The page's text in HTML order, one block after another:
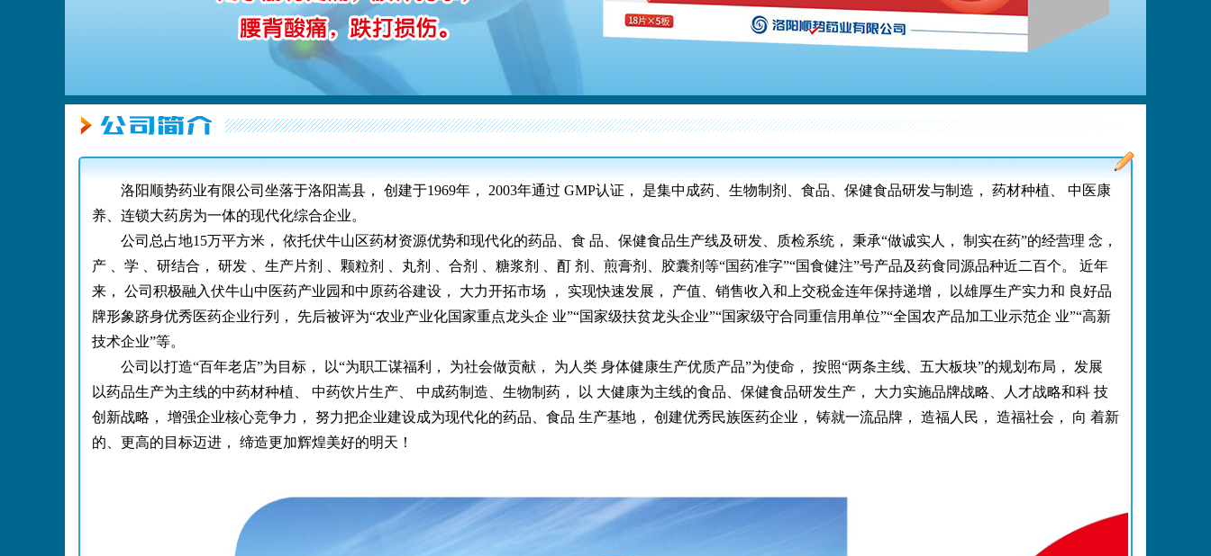
洛阳顺势药业有限公司坐落于洛阳嵩县， 创建于1969年， 2003年通过 GMP认证， 是集中成药、生物制剂、食品、保健食品研发与制造， 药材种植、 中医康
养、连锁大药房为一体的现代化综合企业。
公司总占地15万平方米， 依托伏牛山区药材资源优势和现代化的药品、食 品、保健食品生产线及研发、质检系统， 秉承“做诚实人， 制实在药”的经营理 念，
产 、学 、研结合， 研发 、生产片剂 、颗粒剂 、丸剂 、合剂 、糖浆剂 、酊 剂、煎膏剂、胶囊剂等“国药准字”“国食健注”号产品及药食同源品种近二百个。 近年
来， 公司积极融入伏牛山中医药产业园和中原药谷建设， 大力开拓市场 ， 实现快速发展， 产值、销售收入和上交税金连年保持递增， 以雄厚生产实力和 良好品
牌形象跻身优秀医药企业行列， 先后被评为“农业产业化国家重点龙头企 业”“国家级扶贫龙头企业”“国家级守合同重信用单位”“全国农产品加工业示范企 业”“高新
技术企业”等。
公司以打造“百年老店”为目标， 以“为职工谋福利， 为社会做贡献， 为人类 身体健康生产优质产品”为使命， 按照“两条主线、五大板块”的规划布局， 发展
以药品生产为主线的中药材种植、 中药饮片生产、 中成药制造、生物制药， 以 大健康为主线的食品、保健食品研发生产， 大力实施品牌战略、人才战略和科 技
创新战略， 增强企业核心竞争力， 努力把企业建设成为现代化的药品、食品 生产基地， 创建优秀民族医药企业， 铸就一流品牌， 造福人民， 造福社会， 向 着新
的、更高的目标迈进， 缔造更加辉煌美好的明天！